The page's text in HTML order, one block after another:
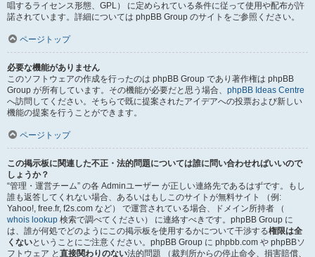
唱するライセンス形態、GPL） に定められている条件に従って使用や配布が許
諾されています。詳細については phpBB Group のサイトをご参照ください。
ページトップ
必要な機能がありません
このソフトウェアの作成を行ったのは phpBB Group であり著作権は phpBB
Group が所有しています。その機能が必要だと思う場合、 phpBB Ideas Centre
へ訪問してください。そちらで既に提案されたアイデアへの投票および新しい
機能の提案を行うことができます。
ページトップ
この掲示板に関連した不正・法的問題については誰に問い合わせればいいので
しょうか？
“管理・運営チーム” の各 Adminユーザー が正しい連絡先であるはずです。もし
誰も返答してくれない場合、あるいはもしこのサイトが無料サイト （例:
Yahoo!, free.fr, f2s.com など） で運営されている場合、ドメイン所持者 （
whois lookup 検索で調べてください） に連絡すべきです。phpBB Group に
は、誰が何処でどのようにこの掲示板を使用するかについて干渉する権限は全
くないということにご注意ください。phpBB Group に phpbb.com や phpBBソ
フトウェア と 直接関わりのない法的問題 （裁判所からの停止命令、損害賠償、